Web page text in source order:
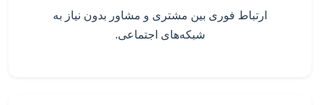
ارتباط فوری بین مشتری و مشاور بدون نیاز به
شبکه‌های اجتماعی.